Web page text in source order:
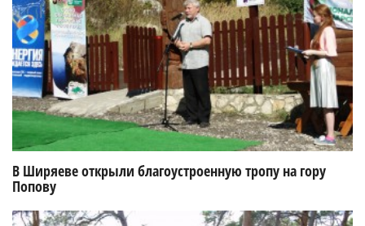
В Ширяеве открыли благоустроенную тропу на гору
Попову